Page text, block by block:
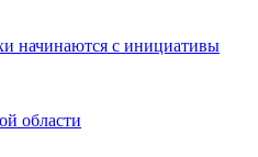
начинаются с инициативы
области